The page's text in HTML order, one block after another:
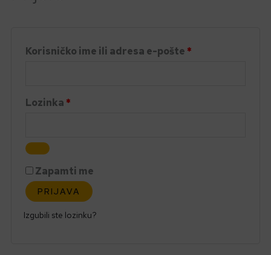
Korisničko ime ili adresa e-pošte *
Lozinka *
Zapamti me
PRIJAVA
Izgubili ste lozinku?